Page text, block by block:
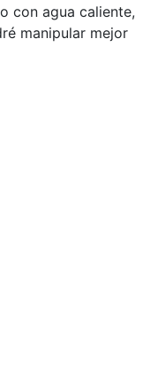
con agua caliente,
manipular mejor